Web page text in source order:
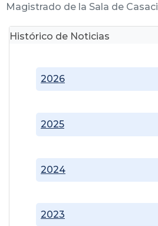
Magistrado de la Sala de
Histórico de Noticias
2023
2024
2025
2026